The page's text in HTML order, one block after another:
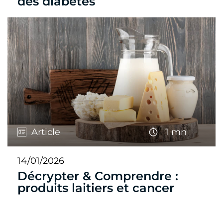
Article 1 mn
14/01/2026
Décrypter & Comprendre :
produits laitiers et cancer